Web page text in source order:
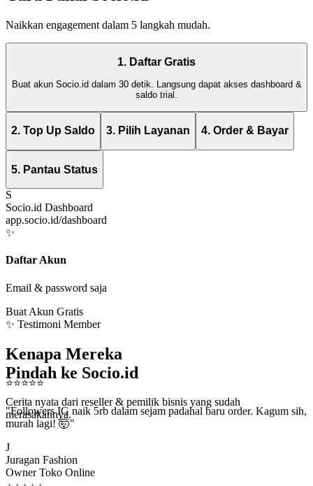
Naikkan engagement dalam 5 langkah mudah.
1. Daftar Gratis
Buat akun Socio.id dalam 30 detik. Langsung dapat akses dashboard &
saldo trial.
2. Top Up Saldo 3. Pilih Layanan 4. Order & Bayar
5. Pantau Status
S
Socio.id Dashboard
app.socio.id/dashboard
✨
Daftar Akun
Email & password saja
Buat Akun Gratis
✨ Testimoni Member
Kenapa Mereka
Pindah ke Socio.id
Cerita nyata dari reseller & pemilik bisnis yang sudah
merasakannya.
⭐⭐⭐⭐ ⭐
"Followers IG naik 5rb dalam sejam padahal baru order. Kagum sih,
murah lagi! 🤯"
Juragan Fashion
Owner Toko Online
⭐⭐⭐⭐ ⭐